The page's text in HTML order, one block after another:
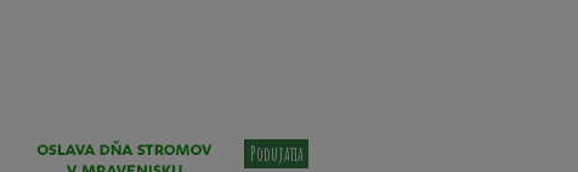
Podujatia